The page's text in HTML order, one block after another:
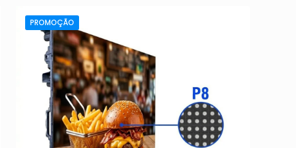
PROMOÇÃO